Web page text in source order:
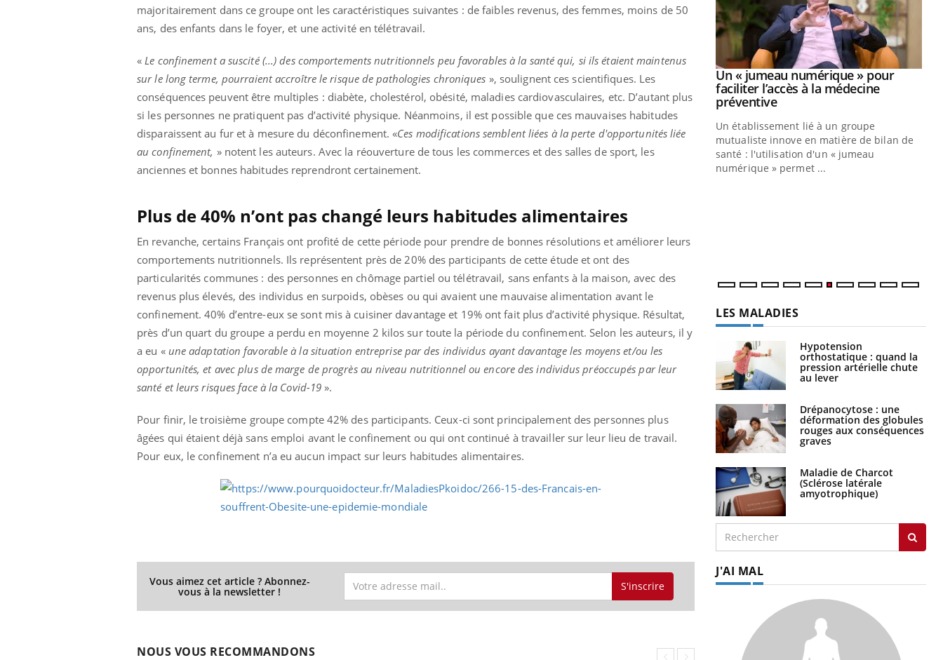
majoritairement dans ce groupe ont les caractéristiques suivantes : de faibles revenus, des femmes, moins de 50
ans, des enfants dans le foyer, et une activité en télétravail.
« Le confinement a suscité (...) des comportements nutritionnels peu favorables à la santé qui, si ils étaient maintenus
sur le long terme, pourraient accroître le risque de pathologies chroniques », soulignent ces scientifiques. Les
conséquences peuvent être multiples : diabète, cholestérol, obésité, maladies cardiovasculaires, etc. D’autant plus
si les personnes ne pratiquent pas d’activité physique. Néanmoins, il est possible que ces mauvaises habitudes
disparaissent au fur et à mesure du déconfinement. «Ces modifications semblent liées à la perte d'opportunités liée
au confinement, » notent les auteurs. Avec la réouverture de tous les commerces et des salles de sport, les
anciennes et bonnes habitudes reprendront certainement.
Plus de 40% n’ont pas changé leurs habitudes alimentaires
En revanche, certains Français ont profité de cette période pour prendre de bonnes résolutions et améliorer leurs
comportements nutritionnels. Ils représentent près de 20% des participants de cette étude et ont des
particularités communes : des personnes en chômage partiel ou télétravail, sans enfants à la maison, avec des
revenus plus élevés, des individus en surpoids, obèses ou qui avaient une mauvaise alimentation avant le
confinement. 40% d’entre-eux se sont mis à cuisiner davantage et 19% ont fait plus d’activité physique. Résultat,
près d’un quart du groupe a perdu en moyenne 2 kilos sur toute la période du confinement. Selon les auteurs, il y
a eu « une adaptation favorable à la situation entreprise par des individus ayant davantage les moyens et/ou les
opportunités, et avec plus de marge de progrès au niveau nutritionnel ou encore des individus préoccupés par leur
santé et leurs risques face à la Covid-19 ».
Pour finir, le troisième groupe compte 42% des participants. Ceux-ci sont principalement des personnes plus
âgées qui étaient déjà sans emploi avant le confinement ou qui ont continué à travailler sur leur lieu de travail.
Pour eux, le confinement n’a eu aucun impact sur leurs habitudes alimentaires.
Vous aimez cet article ? Abonnez-
vous à la newsletter ! S'inscrire
NOUS VOUS RECOMMANDONS
Insuline & Charge mentale : et si on
osait en parler??Youtube
En 2026, l'insuline dans le diabète de type 2
reste entourée d'idées reçues chez les
patients comme parfois chez les soignants.
Youtube
Eczéma Chronique des Mains : se
préparer pour l’été !Youtube
L'été arrive… et avec lui, un tout nouveau
rythme de vie ! Vacances, plage, piscine,
soleil, activités en plein air… Nos mains
sont ...
Youtube
Diabète & Ramadan 2026Youtube
Le Ramadan approche, et, pour de
nombreuses personnes atteintes de
diabète, c'est une période de questions, de
défis, mais ...
Youtube
Un « jumeau numérique » pour
faciliter l’accès à la médecine
préventiveYoutube
Un établissement lié à un groupe
mutualiste innove en matière de bilan de
santé : l'utilisation d'un « jumeau
numérique » permet ...
LES MALADIES
Hypotension
orthostatique : quand la
pression artérielle chute
au lever
Drépanocytose : une
déformation des globules
rouges aux conséquences
graves
Maladie de Charcot
(Sclérose latérale
amyotrophique)
J'AI MAL